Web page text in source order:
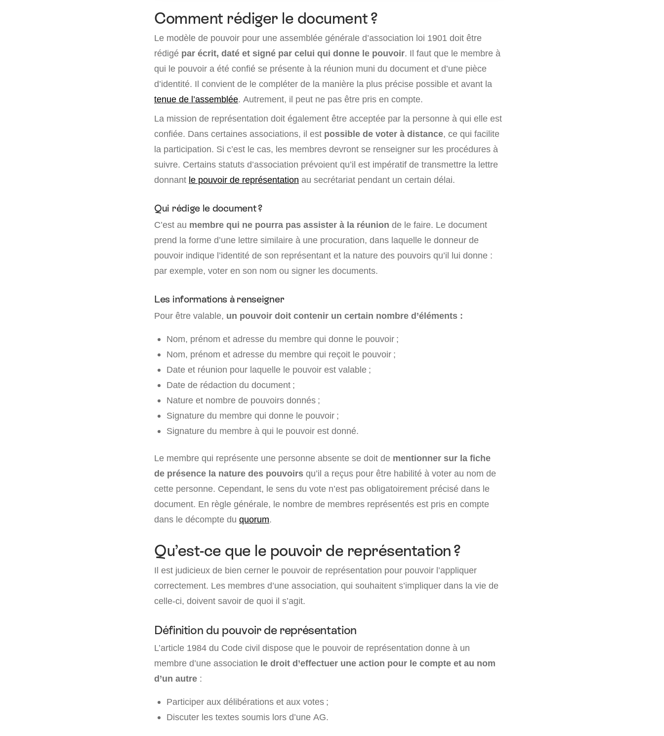
Comment rédiger le document ?
Le modèle de pouvoir pour une assemblée générale d’association loi 1901 doit être
rédigé par écrit, daté et signé par celui qui donne le pouvoir. Il faut que le membre à
qui le pouvoir a été confié se présente à la réunion muni du document et d’une pièce
d’identité. Il convient de le compléter de la manière la plus précise possible et avant la
tenue de l’assemblée. Autrement, il peut ne pas être pris en compte.
La mission de représentation doit également être acceptée par la personne à qui elle est
confiée. Dans certaines associations, il est possible de voter à distance, ce qui facilite
la participation. Si c’est le cas, les membres devront se renseigner sur les procédures à
suivre. Certains statuts d’association prévoient qu’il est impératif de transmettre la lettre
donnant le pouvoir de représentation au secrétariat pendant un certain délai.
Qui rédige le document ?
C’est au membre qui ne pourra pas assister à la réunion de le faire. Le document
prend la forme d’une lettre similaire à une procuration, dans laquelle le donneur de
pouvoir indique l’identité de son représentant et la nature des pouvoirs qu’il lui donne :
par exemple, voter en son nom ou signer les documents.
Les informations à renseigner
Pour être valable, un pouvoir doit contenir un certain nombre d’éléments :
Nom, prénom et adresse du membre qui donne le pouvoir ;
Nom, prénom et adresse du membre qui reçoit le pouvoir ;
Date et réunion pour laquelle le pouvoir est valable ;
Date de rédaction du document ;
Nature et nombre de pouvoirs donnés ;
Signature du membre qui donne le pouvoir ;
Signature du membre à qui le pouvoir est donné.
Le membre qui représente une personne absente se doit de mentionner sur la fiche
de présence la nature des pouvoirs qu’il a reçus pour être habilité à voter au nom de
cette personne. Cependant, le sens du vote n’est pas obligatoirement précisé dans le
document. En règle générale, le nombre de membres représentés est pris en compte
dans le décompte du quorum.
Qu’est-ce que le pouvoir de représentation ?
Il est judicieux de bien cerner le pouvoir de représentation pour pouvoir l’appliquer
correctement. Les membres d’une association, qui souhaitent s’impliquer dans la vie de
celle-ci, doivent savoir de quoi il s’agit.
Définition du pouvoir de représentation
L’article 1984 du Code civil dispose que le pouvoir de représentation donne à un
membre d’une association le droit d’effectuer une action pour le compte et au nom
d’un autre :
Participer aux délibérations et aux votes ;
Discuter les textes soumis lors d’une AG.